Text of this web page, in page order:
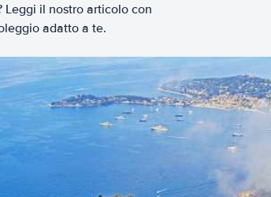
il nostro articolo con
adatto a te.